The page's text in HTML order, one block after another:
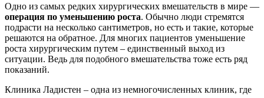
Одно из самых редких хирургических вмешательств в мире —
операция по уменьшению роста. Обычно люди стремятся
подрасти на несколько сантиметров, но есть и такие, которые
решаются на обратное. Для многих пациентов уменьшение
роста хирургическим путем – единственный выход из
ситуации. Ведь для подобного вмешательства тоже есть ряд
показаний.
Клиника Ладистен – одна из немногочисленных клиник, где